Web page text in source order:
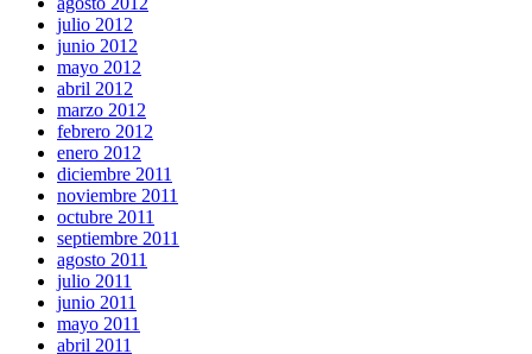
julio 2012
junio 2012
mayo 2012
abril 2012
marzo 2012
febrero 2012
enero 2012
diciembre 2011
noviembre 2011
octubre 2011
septiembre 2011
agosto 2011
julio 2011
junio 2011
mayo 2011
abril 2011